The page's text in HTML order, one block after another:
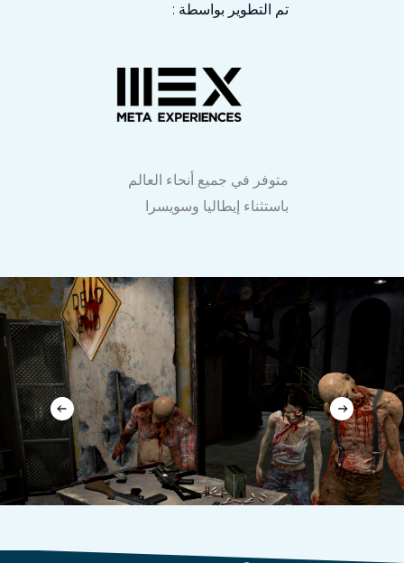
تم التطوير بواسطة :
متوفر في جميع أنحاء العالم
باستثناء إيطاليا وسويسرا